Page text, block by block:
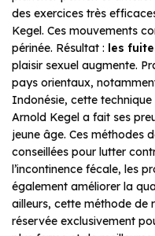
des exercices très
Kegel. Ces mouvements
périnée. Résultat : les
plaisir sexuel augmente.
pays orientaux,
Indonésie, cette
Arnold Kegel a fait ses
jeune âge. Ces méthodes
conseillées pour lutter
l’incontinence fécale, les
également améliorer la
ailleurs, cette méthode de
réservée exclusivement